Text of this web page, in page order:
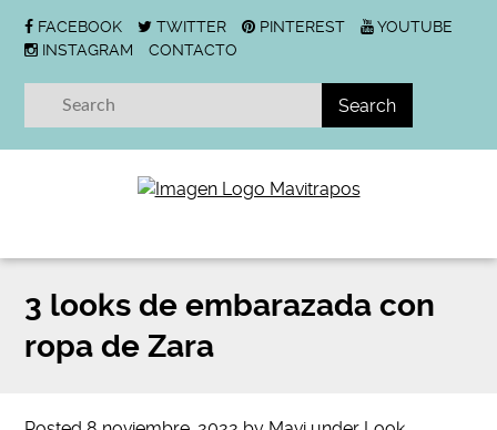
FACEBOOK TWITTER PINTEREST
YOUTUBE
INSTAGRAM
CONTACTO
3 looks de embarazada con
ropa de Zara